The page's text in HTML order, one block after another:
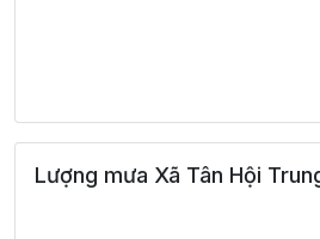
Lượng mưa Xã Tân Hội